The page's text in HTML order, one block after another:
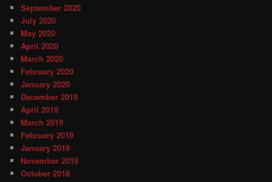
September 2020
July 2020
May 2020
April 2020
March 2020
February 2020
January 2020
December 2019
April 2019
March 2019
February 2019
January 2019
November 2018
October 2018